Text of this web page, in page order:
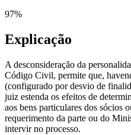
97%
Explicação
A desconsideração da
Código Civil, permite que,
(configurado por desvio de
juiz estenda os efeitos de
aos bens particulares dos sócios
requerimento da parte ou do
intervir no processo.